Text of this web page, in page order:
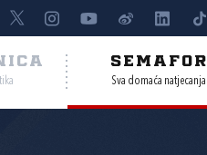
SEMAFOR
Sva domaća natjecanja